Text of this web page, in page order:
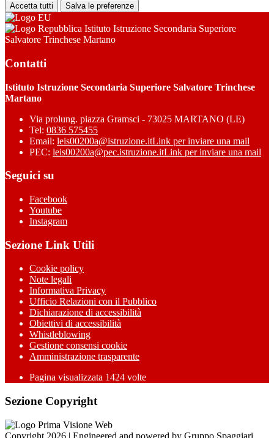
Accetta tutti Salva le preferenze
Istituto Istruzione Secondaria Superiore
Salvatore Trinchese Martano
Contatti
Istituto Istruzione Secondaria Superiore Salvatore Trinchese
Martano
Via prolung. piazza Gramsci - 73025 MARTANO (LE)
Tel: 0836 575455
Email: leis00200a@istruzione.itLink per inviare una mail
PEC: leis00200a@pec.istruzione.itLink per inviare una mail
Seguici su
Facebook
Youtube
Instagram
Sezione Link Utili
Cookie policy
Note legali
Informativa Privacy
Ufficio Relazioni con il Pubblico
Dichiarazione di accessibilità
Obiettivi di accessibilità
Whistleblowing
Gestione consensi cookie
Amministrazione trasparente
Pagina visualizzata 1424 volte
Sezione Copyright
Copyright 2026 | Engineered and powered by Gruppo Spaggiari